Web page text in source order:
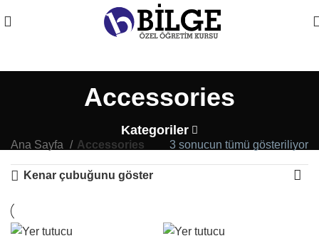
Accessories
Kategoriler
Ana Sayfa Accessories 3 sonucun tümü gösteriliyor
Kenar çubuğunu göster